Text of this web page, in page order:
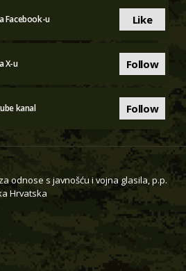
Facebook-u Like
X-u Follow
kanal Follow
odnose s javnošću i vojna glasila, p.p.
Hrvatska